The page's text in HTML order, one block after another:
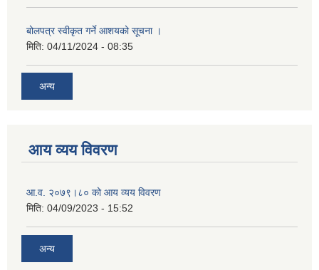
बोलपत्र स्वीकृत गर्ने आशयको सूचना ।
मिति: 04/11/2024 - 08:35
अन्य
आय व्यय विवरण
आ.व. २०७९।८० को आय व्यय विवरण
मिति: 04/09/2023 - 15:52
अन्य